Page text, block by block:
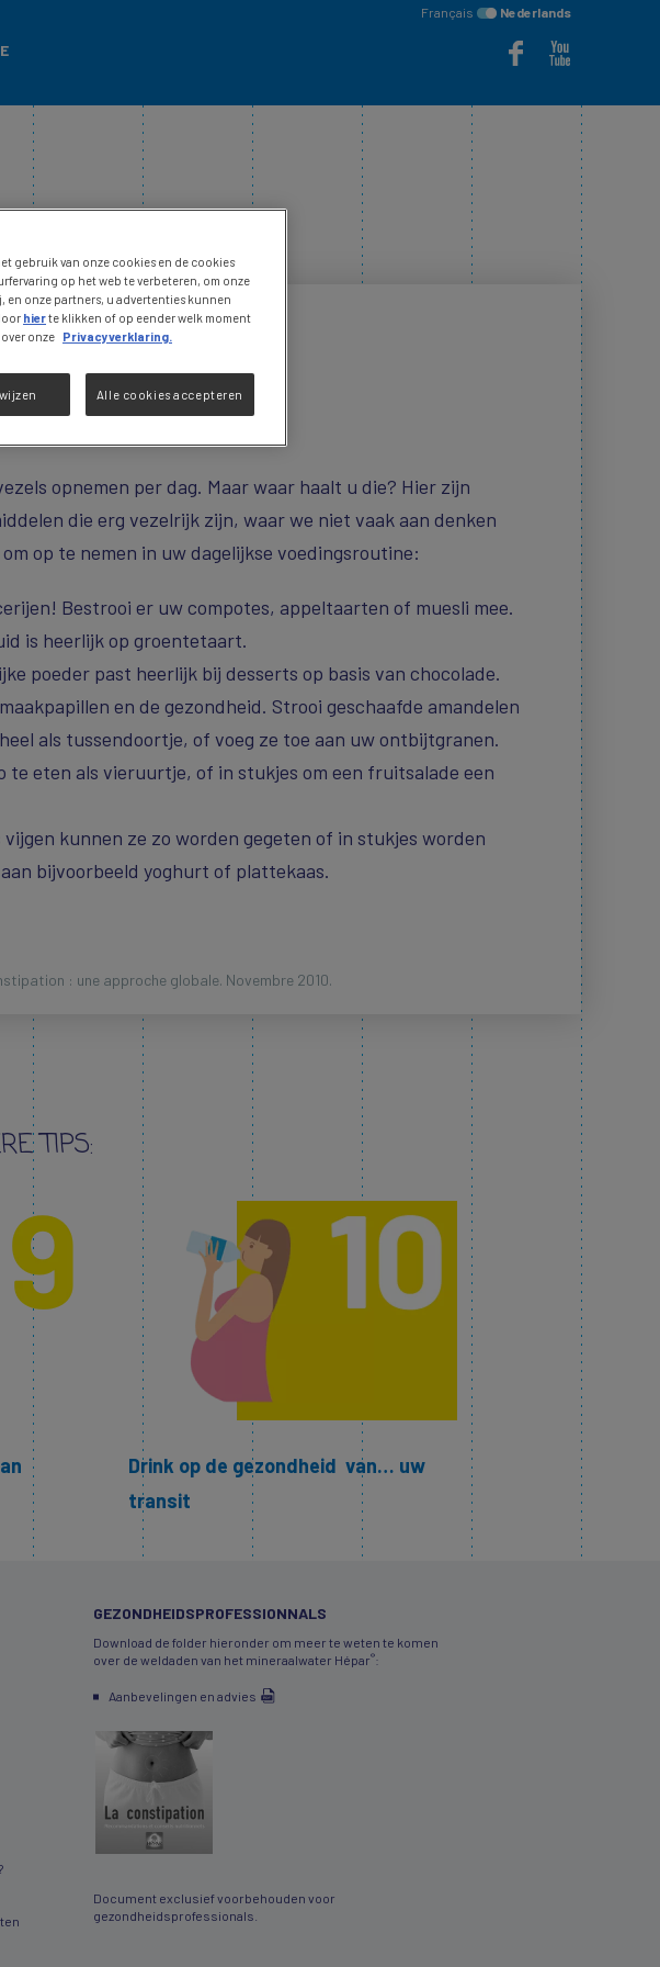
Français Nederlands
opnemen per dag. Maar waar haalt u die? Hier zijn
die erg vezelrijk zijn, waar we niet vaak aan denken
op te nemen in uw dagelijkse voedingsroutine:
Bestrooi er uw compotes, appeltaarten of muesli mee.
is heerlijk op groentetaart.
poeder past heerlijk bij desserts op basis van chocolade.
en de gezondheid. Strooi geschaafde amandelen
als tussendoortje, of voeg ze toe aan uw ontbijtgranen.
te eten als vieruurtje, of in stukjes om een fruitsalade een
kunnen ze zo worden gegeten of in stukjes worden
bijvoorbeeld yoghurt of plattekaas.
: une approche globale. Novembre 2010.
TIPS:
Drink op de gezondheid van… uw
transit
GEZONDHEIDSPROFESSIONNALS
Download de folder hieronder om meer te weten te komen
over de weldaden van het mineraalwater Hépar®:
Aanbevelingen en advies
Document exclusief voorbehouden voor
gezondheidsprofessionals.
gebruik van onze cookies en de cookies
op het web te verbeteren, om onze
en onze partners, u advertenties kunnen
hierte klikken of op eender welk moment
onze
Privacyverklaring.
Alle cookies accepteren